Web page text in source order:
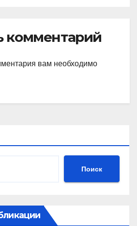
комментарий
вам необходимо
Поиск